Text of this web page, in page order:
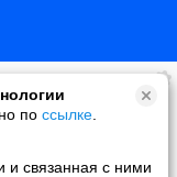
по ссылке
и связанная с ними